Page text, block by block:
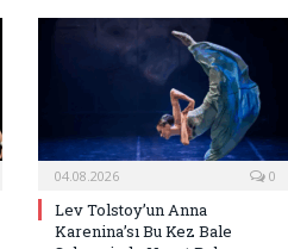
04.08.2026 0
Lev Tolstoy’un Anna
Karenina’sı Bu Kez Bale